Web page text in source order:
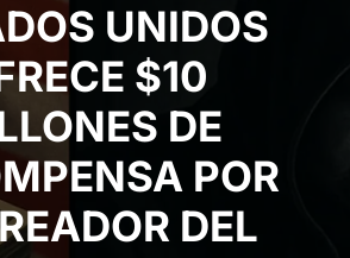
UNIDOS
$10
DE
POR
DEL